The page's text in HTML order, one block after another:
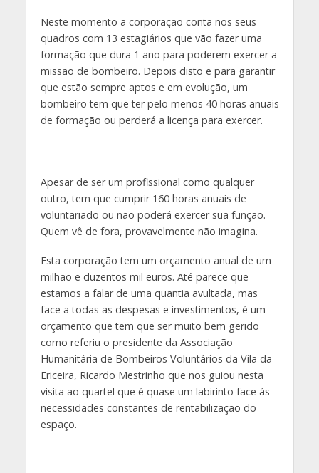
Neste momento a corporação conta nos seus
quadros com 13 estagiários que vão fazer uma
formação que dura 1 ano para poderem exercer a
missão de bombeiro. Depois disto e para garantir
que estão sempre aptos e em evolução, um
bombeiro tem que ter pelo menos 40 horas anuais
de formação ou perderá a licença para exercer.
Apesar de ser um profissional como qualquer
outro, tem que cumprir 160 horas anuais de
voluntariado ou não poderá exercer sua função.
Quem vê de fora, provavelmente não imagina.
Esta corporação tem um orçamento anual de um
milhão e duzentos mil euros. Até parece que
estamos a falar de uma quantia avultada, mas
face a todas as despesas e investimentos, é um
orçamento que tem que ser muito bem gerido
como referiu o presidente da Associação
Humanitária de Bombeiros Voluntários da Vila da
Ericeira, Ricardo Mestrinho que nos guiou nesta
visita ao quartel que é quase um labirinto face ás
necessidades constantes de rentabilização do
espaço.